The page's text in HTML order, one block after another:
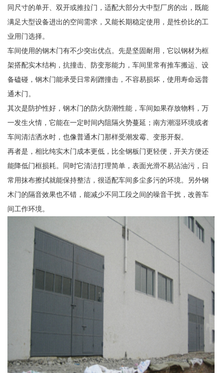
同尺寸的单开、双开或推拉门，适配大部分大中型厂房的出，既能
满足大型设备进出的空间需求，又能长期稳定使用，是性价比的工
业用门选择。
车间使用的钢木门有不少突出优点。先是坚固耐用，它以钢材为框
架搭配实木结构，抗撞击、防变形能力，车间里常有推车搬运、设
备磕碰，钢木门能承受日常剐蹭撞击，不容易损坏，使用寿命远普
通木门。
其次是防护性好，钢木门的防火防潮性能，车间如果存放物料，万
一发生火情，它能在一定时间内阻隔火势蔓延；南方潮湿环境或者
车间清洁洒水时，也像普通木门那样受潮发霉、变形开裂。
再者是，相比纯实木门成本更低，比全钢板门更轻便，开关方便还
能降低门框损耗。同时它清洁打理简单，表面光滑不易沾油污，日
常用抹布擦拭就能保持整洁，很适配车间多尘多污的环境。另外钢
木门的隔音效果也不错，能减少不同工段之间的噪音干扰，改善车
间工作环境。